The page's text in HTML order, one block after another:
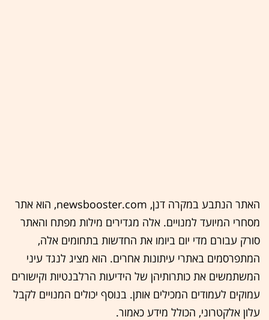
האתר הנתבע במקרה דנן, newsbooster.com, הוא אתר
מסחרי המיועד למנויים. אלה מגדירים מילות מפתח והאתר
סורק עבורם מדי יום ביומו את החדשות בתחומים אלה,
המתפרסמים באתרי עיתונות אחרים. הוא מציג לנגד עיני
המשתמשים את כותרותיהן של הידיעות הרלבנטיות וקישורים
עמוקים לעמודים המכילים אותן. בנוסף יכולים המנויים לקבל
עלון אלקטרוני, הכולל מידע כאמור.